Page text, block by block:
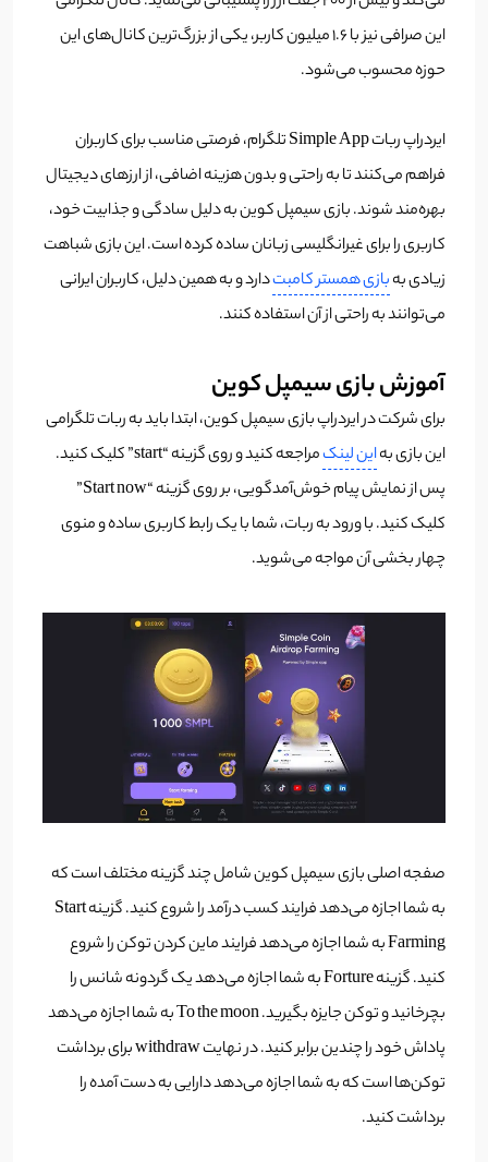
این صرافی نیز با ۱.۶ میلیون کاربر، یکی از بزرگ‌ترین کانال‌های این
حوزه محسوب می‌شود.
ایردراپ ربات Simple App تلگرام، فرصتی مناسب برای کاربران
فراهم می‌کنند تا به راحتی و بدون هزینه اضافی، از ارزهای دیجیتال
بهره‌مند شوند.بازی سیمپل کوین به دلیل سادگی و جذابیت خود،
کاربری را برای غیرانگلیسی زبانان ساده کرده‌ است. این بازی شباهت
زیادی بهبازی همستر کامبتدارد و به همین دلیل، کاربران ایرانی
می‌توانند به راحتی از آن استفاده کنند.
آموزش بازی سیمپل کوین
برای شرکت در ایردراپ بازی سیمپل کوین، ابتدا باید به ربات تلگرامی
این بازی بهاین لینک
مراجعه کنید و روی گزینه “start” کلیک کنید.
پس از نمایش پیام خوش‌آمدگویی، بر روی گزینه “Start now”
کلیک کنید. با ورود به ربات، شما با یک رابط کاربری ساده و منوی
چهار بخشی آن مواجه می‌شوید.
صفجه اصلی بازی سیمپل کوین شامل چند گزینه مختلف است که
به شما اجازه می‌دهد فرایند کسب درآمد را شروع کنید. گزینه Start
Farming به شما اجازه می‌دهد فرایند ماین کردن توکن را شروع
کنید. گزینه Forture به شما اجازه می‌دهد یک گردونه شانس را
بچرخانید و توکن جایزه بگیرید. To the moon به شما اجازه می‌دهد
پاداش خود را چندین برابر کنید. در نهایت withdraw برای برداشت
توکن‌ها است که به شما اجازه می‌دهد دارایی به دست آمده را
برداشت کنید.